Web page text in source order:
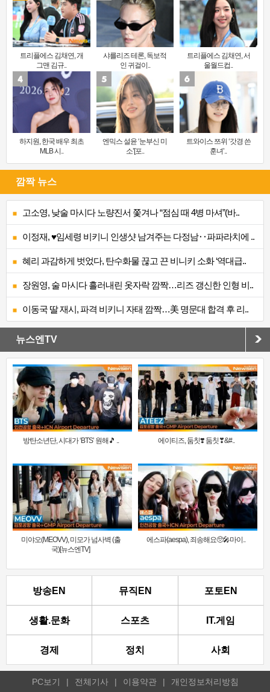
트리플에스 김채연, 개
그맨 김규..
샤를리즈 테론, 독보적
인 귀걸이..
트리플에스 김채연, 서
울월드컵..
하지원, 한국 배우 최초
MLB 시..
엔믹스 설윤 ‘눈부신 미
소’[포..
트와이스 쯔위 ‘갓경 쓴
훈녀’..
깜짝 뉴스
고소영, 낮술 마시다 노량진서 쫓겨나 “점심 때 4병 마셔”(바..
이정재, ♥임세령 비키니 인생샷 남겨주는 다정남‥파파라치에 ..
혜리 과감하게 벗었다, 탄수화물 끊고 끈 비니키 소화 ‘역대급..
장원영, 술 마시다 흘러내린 옷자락 깜짝…리즈 갱신한 인형 비..
이동국 딸 재시, 파격 비키니 자태 깜짝…美 명문대 합격 후 리..
뉴스엔TV
방탄소년단, 시대가 ‘BTS’ 원해🎵 .. 에이티즈, 둠칫❣️ 둠칫❣&#..
미야오(MEOVV), 미모가 넘사벽 (출
국)[뉴스엔TV]
에스파(aespa), 죄송해요🥺🎤마이..
방송EN 뮤직EN 포토EN
생활.문화 스포츠 IT.게임
경제 정치 사회
PC보기 | 전체기사 | 이용약관 | 개인정보처리방침